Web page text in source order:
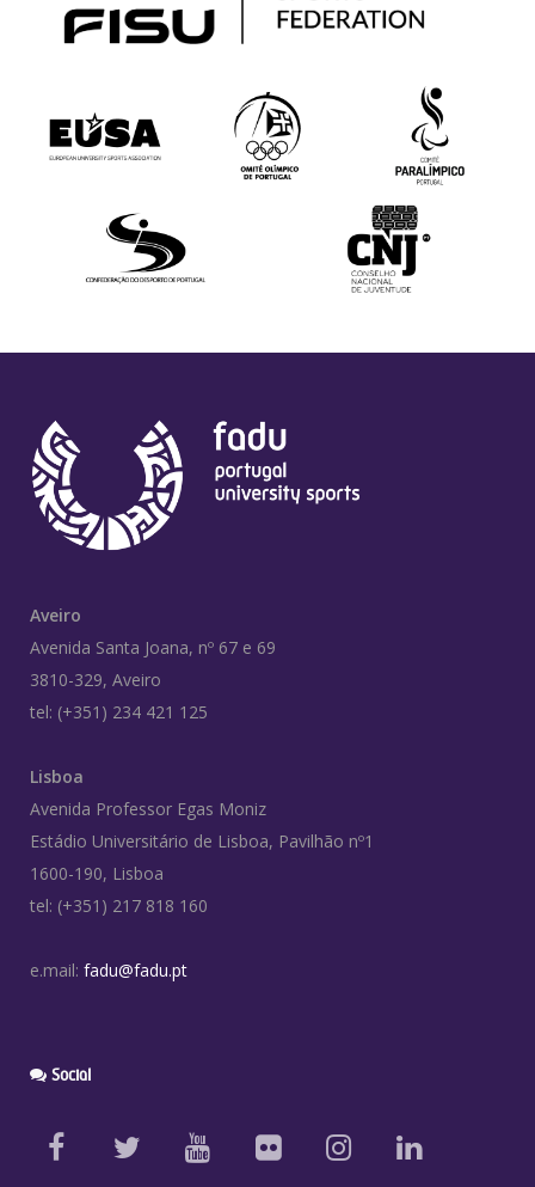
Aveiro
Avenida Santa Joana, nº 67 e 69
3810-329, Aveiro
tel: (+351) 234 421 125
Lisboa
Avenida Professor Egas Moniz
Estádio Universitário de Lisboa, Pavilhão nº1
1600-190, Lisboa
tel: (+351) 217 818 160
e.mail: fadu@fadu.pt
Social